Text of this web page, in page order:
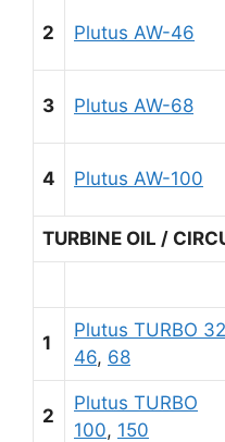
2 Plutus AW-46
3 Plutus AW-68
4 Plutus AW-100
TURBINE OIL /
1
Plutus TURBO 32
46, 68
2
Plutus TURBO
100, 150